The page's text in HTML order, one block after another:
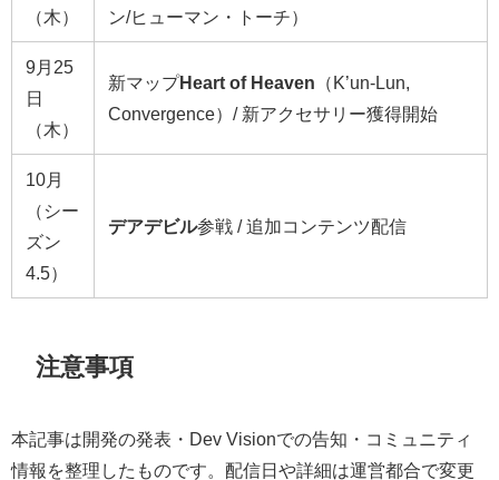
（木）
ン/ヒューマン・トーチ）
9月25
日
（木）
新マップHeart of Heaven （K’un-Lun,
Convergence）/ 新アクセサリー獲得開始
10月
（シー
ズン
4.5）
デアデビル参戦 / 追加コンテンツ配信
注意事項
本記事は開発の発表・Dev Visionでの告知・コミュニティ
情報を整理したものです。配信日や詳細は運営都合で変更